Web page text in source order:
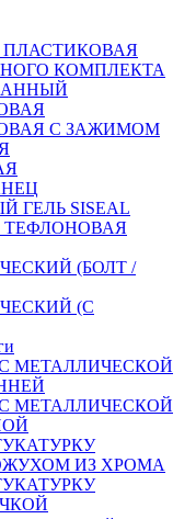
КОМПЛЕКТА
С ЗАЖИМОМ
ГЕЛЬ SISEAL
ТЕФЛОНОВАЯ
(БОЛТ /
(С
МЕТАЛЛИЧЕСКОЙ
МЕТАЛЛИЧЕСКОЙ
ИЗ ХРОМА